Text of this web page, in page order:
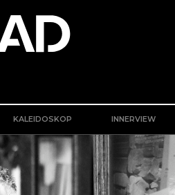
KALEIDOSKOP INNERVIEW